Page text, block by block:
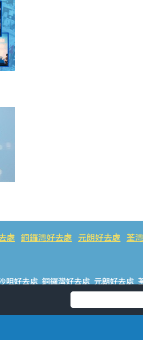
處 銅鑼灣好去處 元朗好去處 荃
咀好去處 銅鑼灣好去處 元朗好去處